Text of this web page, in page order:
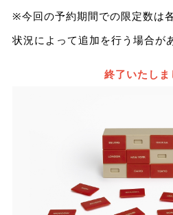
※今回の予約期間での限定数は
状況によって追加を行う場合が
終了いたしま